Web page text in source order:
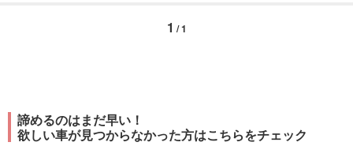
1 / 1
諦めるのはまだ早い！
欲しい車が見つからなかった方はこちらをチェック